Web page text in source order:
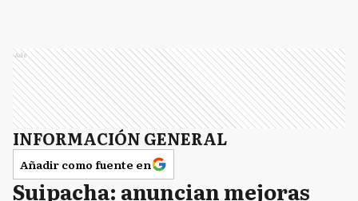
Ads
INFORMACIÓN GENERAL
Añadir como fuente en
Suipacha: anuncian mejoras